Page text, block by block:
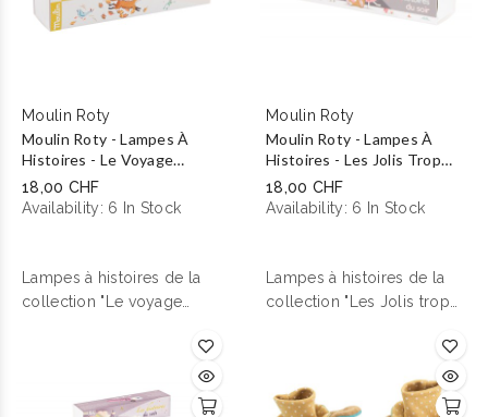
Moulin Roty
Moulin Roty - Lampes À
Histoires - Le Voyage
D'Olga
18,00 CHF
Availability: 6 In Stock
Lampes à histoires de la
collection "Le voyage
Moulin Roty
Moulin Roty - Lampes À
Histoires - Les Jolis Trop
Beaux
18,00 CHF
Availability: 6 In Stock
Lampes à histoires de la
collection "Les Jolis trop